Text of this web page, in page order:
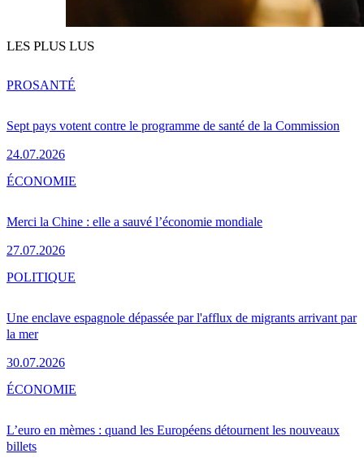
LES PLUS LUS
Sept pays votent contre le programme de santé de la Commission
24.07.2026
PROSANTÉ
Merci la Chine : elle a sauvé l’économie mondiale
27.07.2026
ÉCONOMIE
Une enclave espagnole dépassée par l'afflux de migrants arrivant par
la mer
30.07.2026
POLITIQUE
L’euro en mèmes : quand les Européens détournent les nouveaux
billets
ÉCONOMIE